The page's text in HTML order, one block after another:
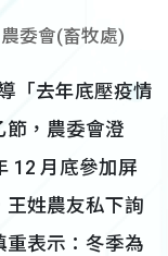
委會(畜牧處)
「去年底壓疫情
節，農委會澄
12 月底參加屏
王姓農友私下詢
重表示：冬季為